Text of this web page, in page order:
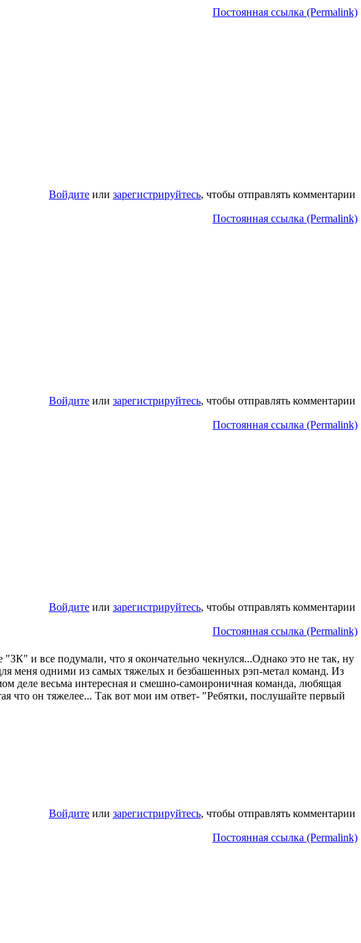
Постоянная ссылка (Permalink)
Войдите или зарегистрируйтесь, чтобы отправлять комментарии
Постоянная ссылка (Permalink)
Войдите или зарегистрируйтесь, чтобы отправлять комментарии
Постоянная ссылка (Permalink)
Войдите или зарегистрируйтесь, чтобы отправлять комментарии
Постоянная ссылка (Permalink)
и все подумали, что я окончательно чекнулся...Однако это не так, ну
меня одними из самых тяжелых и безбашенных рэп-метал команд. Из
деле весьма интересная и смешно-самоироничная команда, любящая
что он тяжелее... Так вот мои им ответ- "Ребятки, послушайте первый
Войдите или зарегистрируйтесь, чтобы отправлять комментарии
Постоянная ссылка (Permalink)